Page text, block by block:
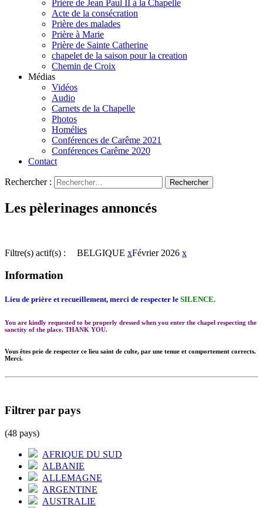
Prière de Jean Paul II à la Chapelle
Acte de la consécration
Prière des malades
Prière à Marie
Prière de Sainte Catherine
chapelet de la saison pour la creation
Chemin de Croix
Médias
Vidéos
Audio
Carnets de la Chapelle
Photos
Homélies
Conférences de Carême 2021
Conférences Carême 2020
Contact
Rechercher :
Les pèlerinages annoncés
Filtre(s) actif(s) : BELGIQUE xFévrier 2026 x
Information
Lieu de prière et recueillement, merci de respecter le SILENCE.
You are kindly requested to be properly dressed when you enter the chapel respecting the
sanctity of the place. THANK YOU.
Vous êtes prie de respecter ce lieu saint de culte, par une tenue et comportement corrects.
Merci.
Filtrer par pays
(48 pays)
AFRIQUE DU SUD
ALBANIE
ALLEMAGNE
ARGENTINE
AUSTRALIE